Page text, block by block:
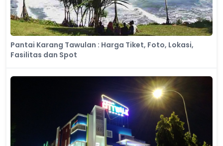
Pantai Karang Tawulan : Harga Tiket, Foto, Lokasi,
Fasilitas dan Spot